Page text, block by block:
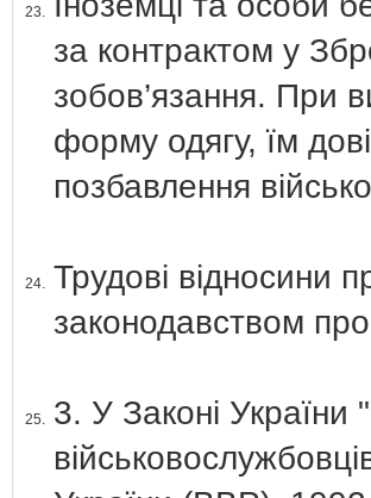
23.
за контрактом у
зобов’язання. При
форму одягу, їм
позбавлення
24. Трудові відносини
законодавством
25. 3. У Законі України